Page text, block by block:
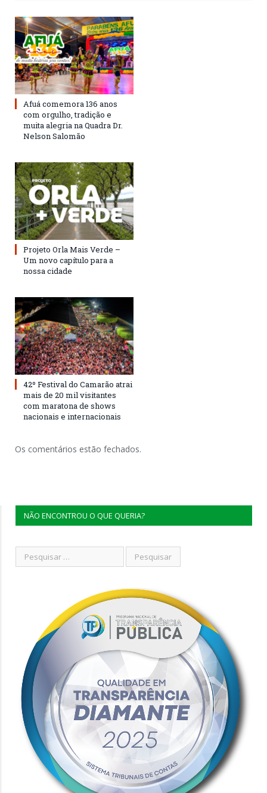
Afuá comemora 136 anos
com orgulho, tradição e
muita alegria na Quadra Dr.
Nelson Salomão
Projeto Orla Mais Verde –
Um novo capítulo para a
nossa cidade
42º Festival do Camarão atrai
mais de 20 mil visitantes
com maratona de shows
nacionais e internacionais
Os comentários estão fechados.
NÃO ENCONTROU O QUE QUERIA?